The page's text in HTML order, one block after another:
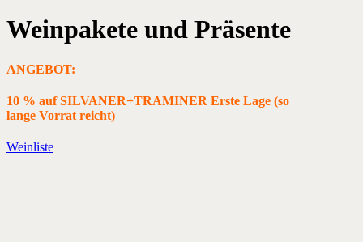
Weinpakete und Präsente
ANGEBOT:
10 % auf SILVANER+TRAMINER Erste Lage (so
lange Vorrat reicht)
Weinliste